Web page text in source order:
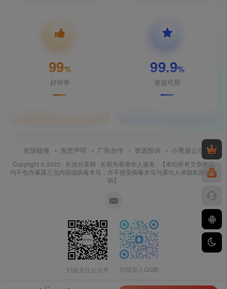
99%
好评率
99.9%
资源可用
友情链接 免责声明 广告合作 资源投诉 小黑屋公示
Copyright © 2022 · 长游分享网 · 长期为香港华人服务 · 【本站所有文章作品
均不包含暴露三点内容或病毒木马，亦不接受病毒木马与露出人体隐私部位投
稿】
扫描关注公众号 扫描加入QQ群